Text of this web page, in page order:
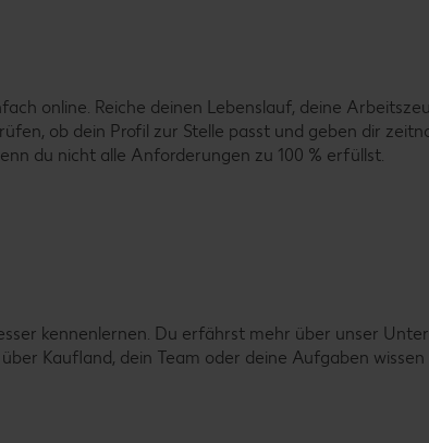
online. Reiche deinen Lebenslauf, deine
ob dein Profil zur Stelle passt und geben dir
du nicht alle Anforderungen zu 100 % erfüllst.
kennenlernen. Du erfährst mehr über unser
Kaufland, dein Team oder deine Aufgaben